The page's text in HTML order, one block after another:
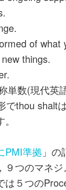
of what
things.
単数(現代英
でthou shalt
PMI準拠 」
９つのマネ
は５つの